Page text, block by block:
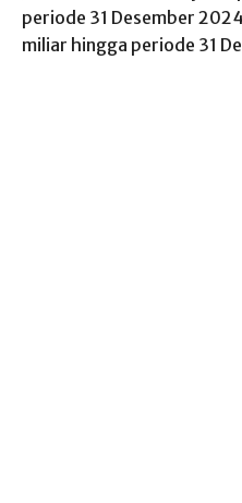
periode 31 Desember
miliar hingga periode 31